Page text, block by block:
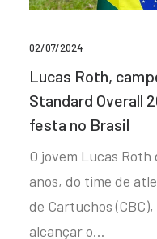
02/07/2024
Lucas Roth,
Standard Overall
festa no Brasil
O jovem Lucas Roth
anos, do time de
de Cartuchos
alcançar o…